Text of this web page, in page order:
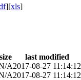
][xls]
size
last modified
A2017-08-27 11:14:12
A2017-08-27 11:14:12